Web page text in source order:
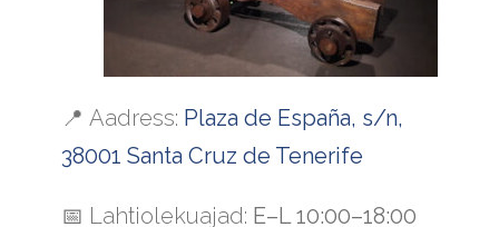
📍 Aadress: Plaza de España, s/n,
38001 Santa Cruz de Tenerife
📅 Lahtiolekuajad: E–L 10:00–18:00